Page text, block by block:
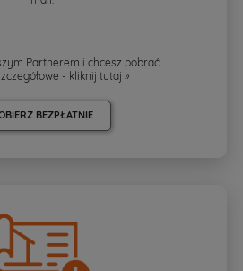
Partnerem i chcesz pobrać
- kliknij tutaj »
BEZPŁATNIE